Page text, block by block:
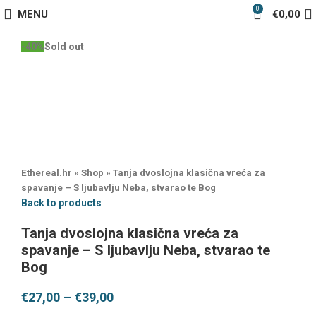
MENU 0 €0,00
-40%Sold out
Ethereal.hr » Shop » Tanja dvoslojna klasična vreća za
spavanje – S ljubavlju Neba, stvarao te Bog
Back to products
Tanja dvoslojna klasična vreća za
spavanje – S ljubavlju Neba, stvarao te
Bog
€27,00 – €39,00